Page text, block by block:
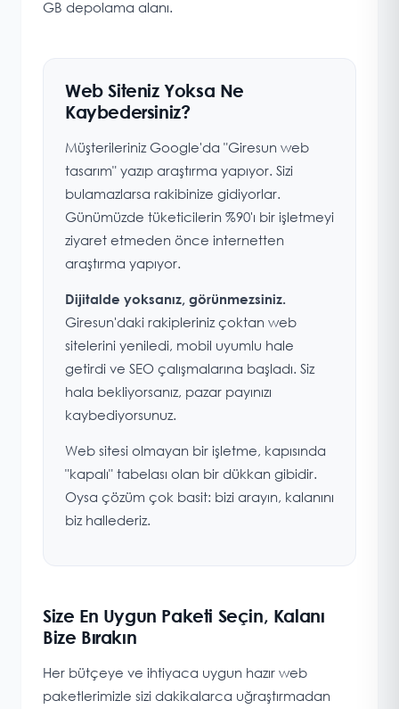
GB depolama alanı.
Web Siteniz Yoksa Ne
Kaybedersiniz?
Müşterileriniz Google'da "Giresun web
tasarım" yazıp araştırma yapıyor. Sizi
bulamazlarsa rakibinize gidiyorlar.
Günümüzde tüketicilerin %90'ı bir işletmeyi
ziyaret etmeden önce internetten
araştırma yapıyor.
Dijitalde yoksanız, görünmezsiniz.
Giresun'daki rakipleriniz çoktan web
sitelerini yeniledi, mobil uyumlu hale
getirdi ve SEO çalışmalarına başladı. Siz
hala bekliyorsanız, pazar payınızı
kaybediyorsunuz.
Web sitesi olmayan bir işletme, kapısında
"kapalı" tabelası olan bir dükkan gibidir.
Oysa çözüm çok basit: bizi arayın, kalanını
biz hallederiz.
Size En Uygun Paketi Seçin, Kalanı
Bize Bırakın
Her bütçeye ve ihtiyaca uygun hazır web
paketlerimizle sizi dakikalarca uğraştırmadan